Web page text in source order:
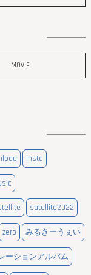
MOVIE
insta
satellite2022
zero みるきーうぇい
ーションアルバム